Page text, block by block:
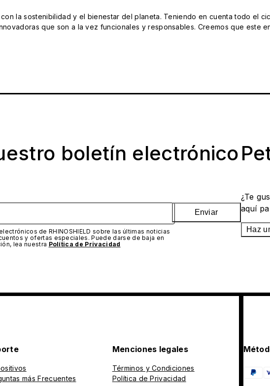
con la sostenibilidad y el bienestar del planeta. Teniendo en cuenta todo el
que son a la vez funcionales y responsables. Creemos que este
boletín electrónico
de RHINOSHIELD sobre las últimas noticias
y ofertas especiales. Puede darse de baja en
lea nuestra Política de Privacidad
Enviar
¿Te
aquí
Haz
más Frecuentes
Menciones legales
Términos y Condiciones
Política de Privacidad